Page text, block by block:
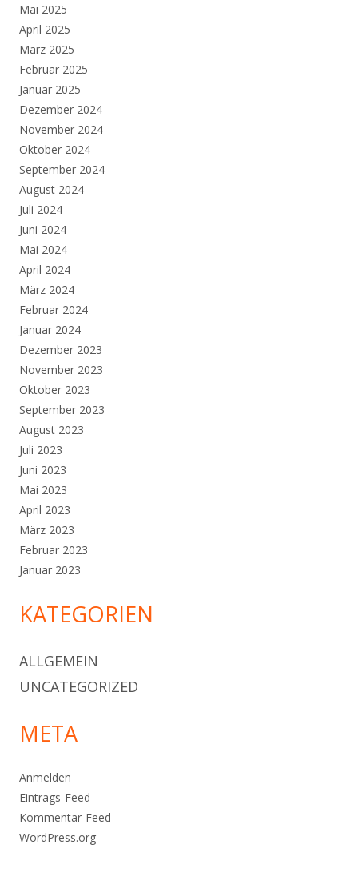
Mai 2025
April 2025
März 2025
Februar 2025
Januar 2025
Dezember 2024
November 2024
Oktober 2024
September 2024
August 2024
Juli 2024
Juni 2024
Mai 2024
April 2024
März 2024
Februar 2024
Januar 2024
Dezember 2023
November 2023
Oktober 2023
September 2023
August 2023
Juli 2023
Juni 2023
Mai 2023
April 2023
März 2023
Februar 2023
Januar 2023
KATEGORIEN
ALLGEMEIN
UNCATEGORIZED
META
Anmelden
Eintrags-Feed
Kommentar-Feed
WordPress.org